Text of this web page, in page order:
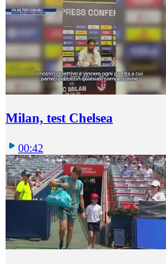
Milan, test Chelsea
00:42